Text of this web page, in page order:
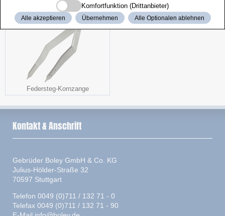
Federsteg-Kornzange
Komfortfunktion (Drittanbieter)
Alle akzeptieren Übernehmen Alle Optionalen ablehnen
Kontakt & Anschrift
Gebrüder Boley GmbH & Co. KG
Julius-Hölder-Straße 32
70597 Stuttgart
Telefon 0049 (0)711 / 132 71 - 0
Telefax 0049 (0)711 / 132 71 - 90